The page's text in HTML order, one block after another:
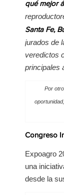
qué mejor
Santa Fe,
jurados de
veredictos
principales
Por
Congreso
Expoagro
una
desde la